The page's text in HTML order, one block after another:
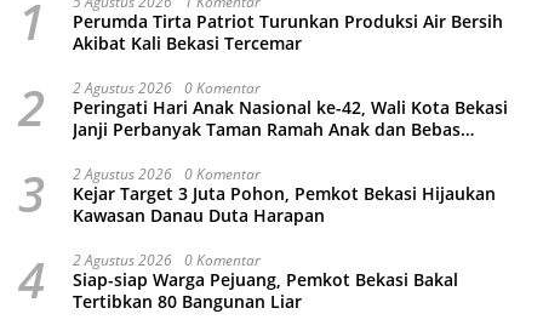
1
Perumda Tirta Patriot Turunkan Produksi Air Bersih
Akibat Kali Bekasi Tercemar
2 2 Agustus 2026 0 Komentar
Peringati Hari Anak Nasional ke-42, Wali Kota Bekasi
Janji Perbanyak Taman Ramah Anak dan Bebas
3 2 Agustus 2026 0 Komentar
Kejar Target 3 Juta Pohon, Pemkot Bekasi Hijaukan
Kawasan Danau Duta Harapan
4 2 Agustus 2026 0 Komentar
Siap-siap Warga Pejuang, Pemkot Bekasi Bakal
Tertibkan 80 Bangunan Liar